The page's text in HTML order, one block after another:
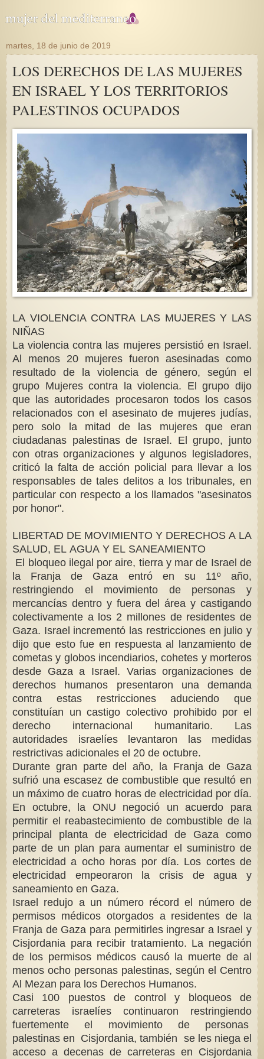
martes, 18 de junio de 2019
LOS DERECHOS DE LAS MUJERES
EN ISRAEL Y LOS TERRITORIOS
PALESTINOS OCUPADOS
LA VIOLENCIA CONTRA LAS MUJERES Y LAS
NIÑAS
La violencia contra las mujeres persistió en Israel.
Al menos 20 mujeres fueron asesinadas como
resultado de la violencia de género, según el
grupo Mujeres contra la violencia. El grupo dijo
que las autoridades procesaron todos los casos
relacionados con el asesinato de mujeres judías,
pero solo la mitad de las mujeres que eran
ciudadanas palestinas de Israel. El grupo, junto
con otras organizaciones y algunos legisladores,
criticó la falta de acción policial para llevar a los
responsables de tales delitos a los tribunales, en
particular con respecto a los llamados "asesinatos
por honor".
LIBERTAD DE MOVIMIENTO Y DERECHOS A LA
SALUD, EL AGUA Y EL SANEAMIENTO
El bloqueo ilegal por aire, tierra y mar de Israel de
la Franja de Gaza entró en su 11º año,
restringiendo el movimiento de personas y
mercancías dentro y fuera del área y castigando
colectivamente a los 2 millones de residentes de
Gaza. Israel incrementó las restricciones en julio y
dijo que esto fue en respuesta al lanzamiento de
cometas y globos incendiarios, cohetes y morteros
desde Gaza a Israel. Varias organizaciones de
derechos humanos presentaron una demanda
contra estas restricciones aduciendo que
constituían un castigo colectivo prohibido por el
derecho internacional humanitario. Las
autoridades israelíes levantaron las medidas
restrictivas adicionales el 20 de octubre.
Durante gran parte del año, la Franja de Gaza
sufrió una escasez de combustible que resultó en
un máximo de cuatro horas de electricidad por día.
En octubre, la ONU negoció un acuerdo para
permitir el reabastecimiento de combustible de la
principal planta de electricidad de Gaza como
parte de un plan para aumentar el suministro de
electricidad a ocho horas por día. Los cortes de
electricidad empeoraron la crisis de agua y
saneamiento en Gaza.
Israel redujo a un número récord el número de
permisos médicos otorgados a residentes de la
Franja de Gaza para permitirles ingresar a Israel y
Cisjordania para recibir tratamiento. La negación
de los permisos médicos causó la muerte de al
menos ocho personas palestinas, según el Centro
Al Mezan para los Derechos Humanos.
Casi 100 puestos de control y bloqueos de
carreteras israelíes continuaron restringiendo
fuertemente el movimiento de personas
palestinas en Cisjordania, también se les niega el
acceso a decenas de carreteras en Cisjordania